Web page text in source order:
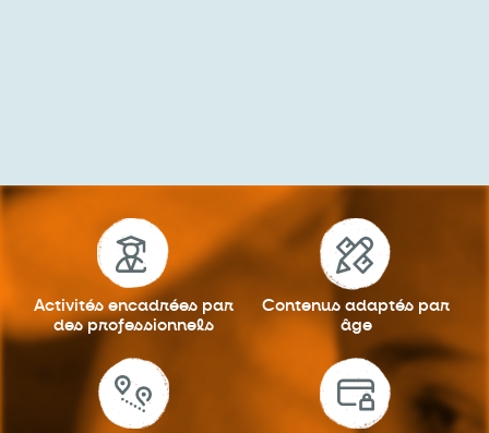
Activités encadrées par
des professionnels
Contenus adaptés par
âge